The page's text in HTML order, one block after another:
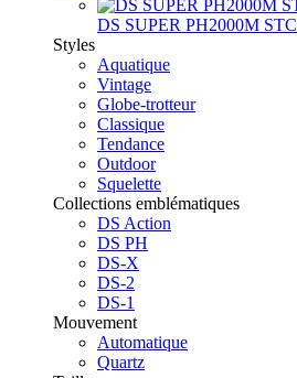
DS SUPER PH2000M STC
Styles
Aquatique
Vintage
Globe-trotteur
Classique
Tendance
Outdoor
Squelette
Collections emblématiques
DS Action
DS PH
DS-X
DS-2
DS-1
Mouvement
Automatique
Quartz